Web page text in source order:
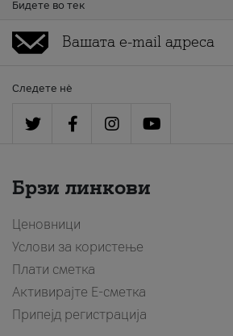
Бидете во тек
Следете нè
Брзи линкови
Ценовници
Услови за користење
Плати сметка
Активирајте Е-сметка
Припејд регистрација